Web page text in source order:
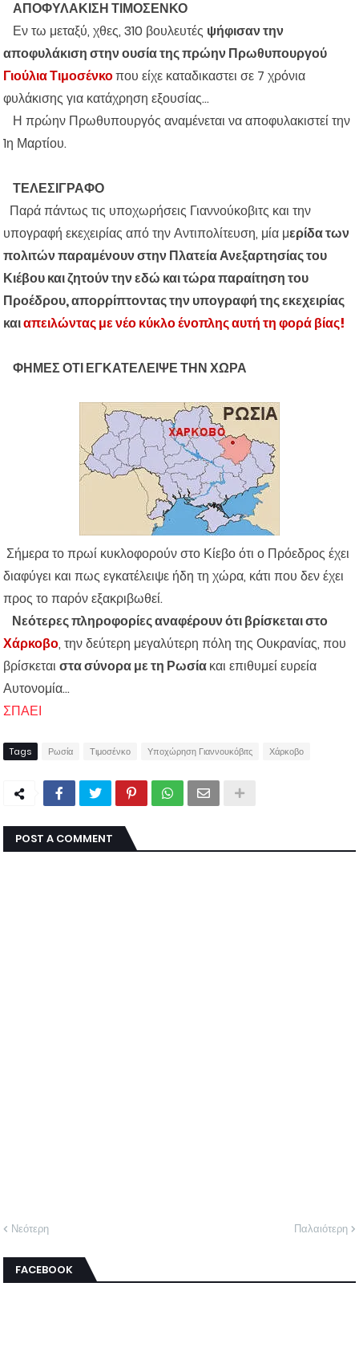
ΑΠΟΦΥΛΑΚΙΣΗ ΤΙΜΟΣΕΝΚΟ
Εν τω μεταξύ, χθες, 310 βουλευτές ψήφισαν την
αποφυλάκιση στην ουσία της πρώην Πρωθυπουργού
Γιούλια Τιμοσένκοπου είχε καταδικαστει σε 7 χρόνια
φυλάκισης για κατάχρηση εξουσίας...
Η πρώην Πρωθυπουργός αναμένεται να αποφυλακιστεί την
1η Μαρτίου.
ΤΕΛΕΣΙΓΡΑΦΟ
Παρά πάντως τις υποχωρήσεις Γιαννούκοβιτς και την
υπογραφή εκεχειρίας από την Αντιπολίτευση, μία μερίδα των
πολιτών παραμένουν στην Πλατεία Ανεξαρτησίας του
Κιέβου και ζητούν την εδώ και τώρα παραίτηση του
Προέδρου, απορρίπτοντας την υπογραφή της εκεχειρίας
καιαπειλώντας με νέο κύκλο ένοπλης αυτή τη φορά βίας!
ΦΗΜΕΣ ΟΤΙ ΕΓΚΑΤΕΛΕΙΨΕ ΤΗΝ ΧΩΡΑ
Σήμερα το πρωί κυκλοφορούν στο Κίεβο ότι ο Πρόεδρος έχει
διαφύγει και πως εγκατέλειψε ήδη τη χώρα, κάτι που δεν έχει
προς το παρόν εξακριβωθεί.
Νεότερες πληροφορίες αναφέρουν ότι βρίσκεται στο
Χάρκοβο, την δεύτερη μεγαλύτερη πόλη της Ουκρανίας, που
βρίσκεται στα σύνορα με τη Ρωσίακαι επιθυμεί ευρεία
Αυτονομία...
ΣΠΑΕΙ
Tags Ρωσία Τιμοσένκο Υποχώρηση Γιαννουκόβιτς Χάρκοβο
POST A COMMENT
Νεότερη Παλαιότερη
FACEBOOK